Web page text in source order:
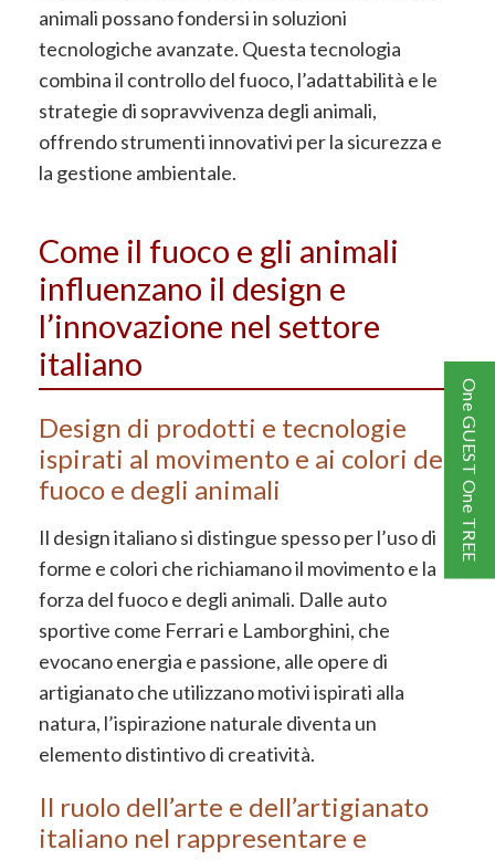
animali possano fondersi in soluzioni
tecnologiche avanzate. Questa tecnologia
combina il controllo del fuoco, l’adattabilità e le
strategie di sopravvivenza degli animali,
offrendo strumenti innovativi per la sicurezza e
la gestione ambientale.
Come il fuoco e gli animali
influenzano il design e
l’innovazione nel settore
italiano
Design di prodotti e tecnologie
ispirati al movimento e ai colori del
fuoco e degli animali
Il design italiano si distingue spesso per l’uso di
forme e colori che richiamano il movimento e la
forza del fuoco e degli animali. Dalle auto
sportive come Ferrari e Lamborghini, che
evocano energia e passione, alle opere di
artigianato che utilizzano motivi ispirati alla
natura, l’ispirazione naturale diventa un
elemento distintivo di creatività.
Il ruolo dell’arte e dell’artigianato
italiano nel rappresentare e
One GUEST One TREE